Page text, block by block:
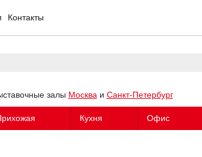
Контакты
залы Москва и Санкт-Петербург
Кухня Офис